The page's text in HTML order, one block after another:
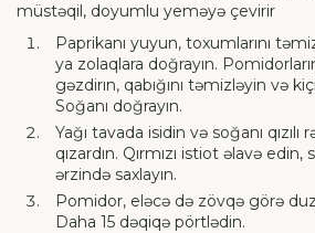
müstəqil, doyumlu yeməyə çevirir
Paprikanı yuyun, toxumlarını
ya zolaqlara doğrayın.
gəzdirın, qabığını təmizləyin və
Soğanı doğrayın.
Yağı tavada isidin və soğanı qızılı
qızardın. Qırmızı istiot əlavə
ərzində saxlayın.
Pomidor, eləcə də zövqə görə
Daha 15 dəqiqə pörtlədin.